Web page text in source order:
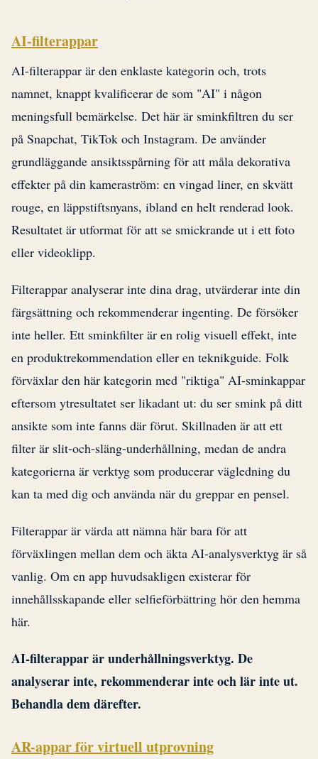
AI-filterappar
AI-filterappar är den enklaste kategorin och, trots
namnet, knappt kvalificerar de som "AI" i någon
meningsfull bemärkelse. Det här är sminkfiltren du ser
på Snapchat, TikTok och Instagram. De använder
grundläggande ansiktsspårning för att måla dekorativa
effekter på din kameraström: en vingad liner, en skvätt
rouge, en läppstiftsnyans, ibland en helt renderad look.
Resultatet är utformat för att se smickrande ut i ett foto
eller videoklipp.
Filterappar analyserar inte dina drag, utvärderar inte din
färgsättning och rekommenderar ingenting. De försöker
inte heller. Ett sminkfilter är en rolig visuell effekt, inte
en produktrekommendation eller en teknikguide. Folk
förväxlar den här kategorin med "riktiga" AI-sminkappar
eftersom ytresultatet ser likadant ut: du ser smink på ditt
ansikte som inte fanns där förut. Skillnaden är att ett
filter är slit-och-släng-underhållning, medan de andra
kategorierna är verktyg som producerar vägledning du
kan ta med dig och använda när du greppar en pensel.
Filterappar är värda att nämna här bara för att
förväxlingen mellan dem och äkta AI-analysverktyg är så
vanlig. Om en app huvudsakligen existerar för
innehållsskapande eller selfieförbättring hör den hemma
här.
AI-filterappar är underhållningsverktyg. De
analyserar inte, rekommenderar inte och lär inte ut.
Behandla dem därefter.
AR-appar för virtuell utprovning